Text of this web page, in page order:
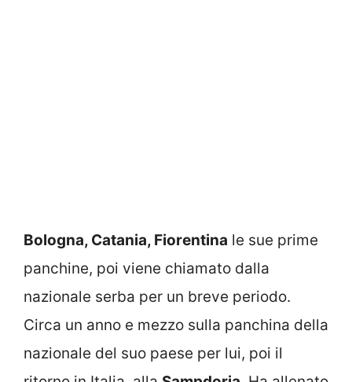
Bologna, Catania, Fiorentina le sue prime
panchine, poi viene chiamato dalla
nazionale serba per un breve periodo.
Circa un anno e mezzo sulla panchina della
nazionale del suo paese per lui, poi il